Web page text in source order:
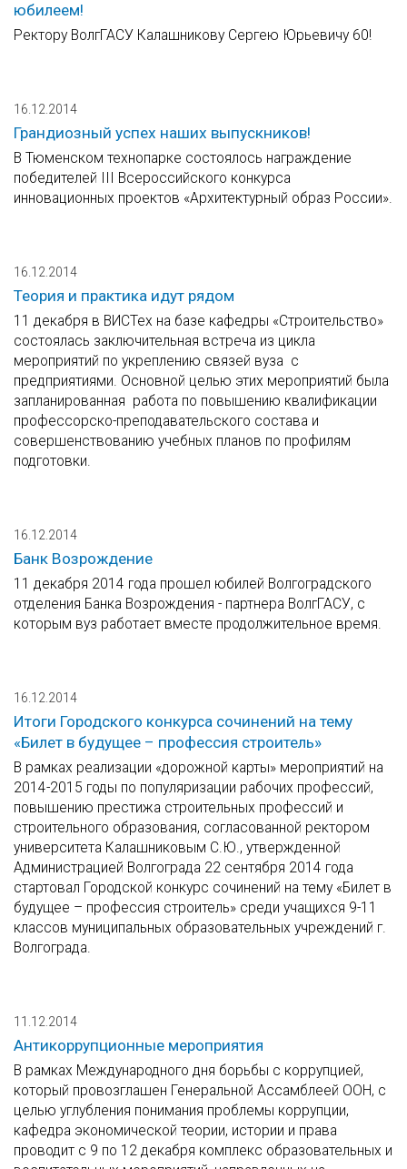
юбилеем!
Ректору ВолгГАСУ Калашникову Сергею Юрьевичу 60!
16.12.2014
Грандиозный успех наших выпускников!
В Тюменском технопарке состоялось награждение
победителей III Всероссийского конкурса
инновационных проектов «Архитектурный образ России».
16.12.2014
Теория и практика идут рядом
11 декабря в ВИСТех на базе кафедры «Строительство»
состоялась заключительная встреча из цикла
мероприятий по укреплению связей вуза с
предприятиями. Основной целью этих мероприятий была
запланированная работа по повышению квалификации
профессорско-преподавательского состава и
совершенствованию учебных планов по профилям
подготовки.
16.12.2014
Банк Возрождение
11 декабря 2014 года прошел юбилей Волгоградского
отделения Банка Возрождения - партнера ВолгГАСУ, с
которым вуз работает вместе продолжительное время.
16.12.2014
Итоги Городского конкурса сочинений на тему
«Билет в будущее – профессия строитель»
В рамках реализации «дорожной карты» мероприятий на
2014-2015 годы по популяризации рабочих профессий,
повышению престижа строительных профессий и
строительного образования, согласованной ректором
университета Калашниковым С.Ю., утвержденной
Администрацией Волгограда 22 сентября 2014 года
стартовал Городской конкурс сочинений на тему «Билет в
будущее – профессия строитель» среди учащихся 9-11
классов муниципальных образовательных учреждений г.
Волгограда.
11.12.2014
Антикоррупционные мероприятия
В рамках Международного дня борьбы с коррупцией,
который провозглашен Генеральной Ассамблеей ООН, с
целью углубления понимания проблемы коррупции,
кафедра экономической теории, истории и права
проводит с 9 по 12 декабря комплекс образовательных и